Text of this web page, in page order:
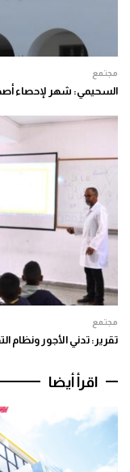
مجتمع
السحيمي: شهر لإحصاء
مجتمع
تقرير: تدني الأجور ونظام
اقرأ أيضا